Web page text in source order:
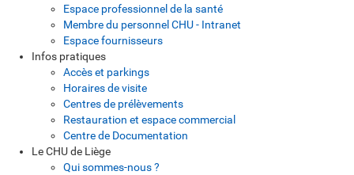
Espace professionnel de la santé
Membre du personnel CHU - Intranet
Espace fournisseurs
Infos pratiques
Accès et parkings
Horaires de visite
Centres de prélèvements
Restauration et espace commercial
Centre de Documentation
Le CHU de Liège
Qui sommes-nous ?